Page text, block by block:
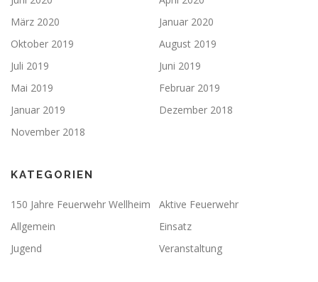
März 2020
Januar 2020
Oktober 2019
August 2019
Juli 2019
Juni 2019
Mai 2019
Februar 2019
Januar 2019
Dezember 2018
November 2018
KATEGORIEN
150 Jahre Feuerwehr Wellheim
Aktive Feuerwehr
Allgemein
Einsatz
Jugend
Veranstaltung